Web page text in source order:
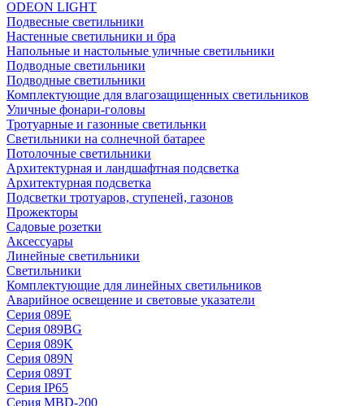
ODEON LIGHT
Подвесные светильники
Настенные светильники и бра
Напольные и настольные уличные светильники
Подводные светильники
Подводные светильники
Комплектующие для влагозащищенных светильников
Уличные фонари-головы
Тротуарные и газонные светильнки
Светильники на солнечной батарее
Потолочные светильники
Архитектурная и ландшафтная подсветка
Архитектурная подсветка
Подсветки тротуаров, ступеней, газонов
Прожекторы
Садовые розетки
Аксессуары
Линейные светильники
Светильники
Комплектующие для линейных светильников
Аварийное освещение и световые указатели
Серия 089E
Серия 089BG
Серия 089K
Серия 089N
Серия 089T
Серия IP65
Серия MBD-200